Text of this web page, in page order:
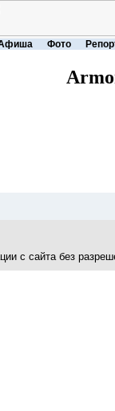
Фото
с сайта без